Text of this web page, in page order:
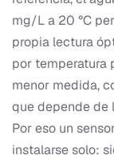
mg/L a 20 °C
propia lectura
por temperatura
menor medida,
que depende de
Por eso un
instalarse solo: